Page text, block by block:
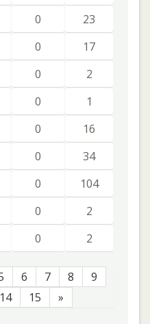
0
23
0
17
0
2
0
1
0
16
0
34
0
104
0
2
0 2
6 7 8
9
14 15 »